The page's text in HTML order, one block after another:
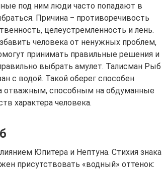
под ним люди часто попадают в
Причина ‒ противоречивость
целеустремленность и лень.
человека от ненужных проблем,
принимать правильные решения и
выбрать амулет. Талисман Рыб
с водой. Такой оберег способен
отважным, способным на обдуманные
характера человека.
Юпитера и Нептуна. Стихия знака
присутствовать «водный» оттенок: